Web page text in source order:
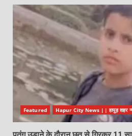
Featured Hapur City News || हापुड़ शहर